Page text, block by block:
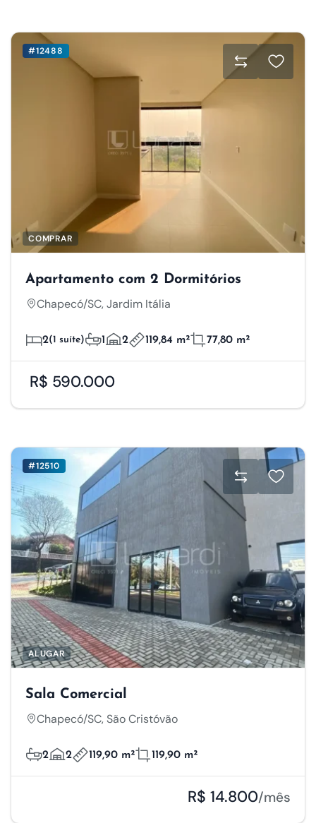
#12488
COMPRAR
Apartamento com 2 Dormitórios
Chapecó/SC, Jardim Itália
2(1 suíte) 1 2 119,84 m² 77,80 m²
R$ 590.000
#12510
ALUGAR
Sala Comercial
Chapecó/SC, São Cristóvão
2 2 119,90 m² 119,90 m²
R$ 14.800/mês